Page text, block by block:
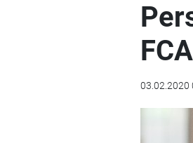
03.02.2020